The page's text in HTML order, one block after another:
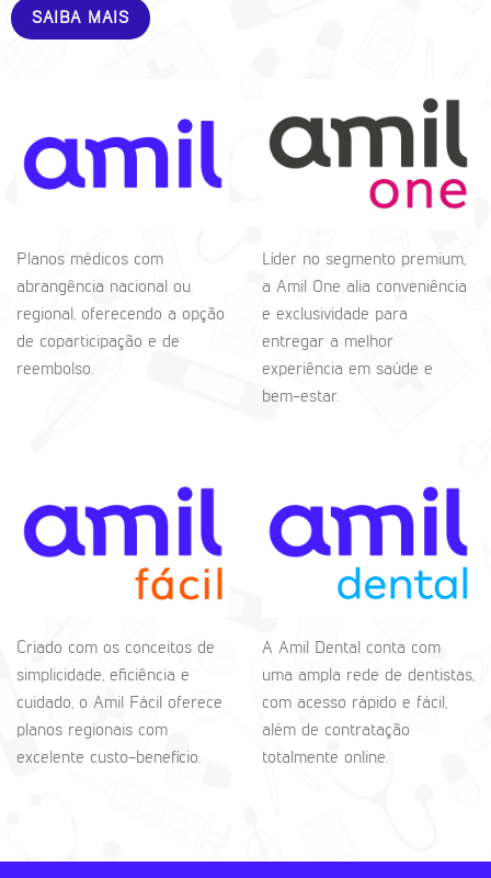
SAIBA MAIS
Planos médicos com
abrangência nacional ou
regional, oferecendo a opção
de coparticipação e de
reembolso.
Líder no segmento premium,
a Amil One alia conveniência
e exclusividade para
entregar a melhor
experiência em saúde e
bem-estar.
Criado com os conceitos de
simplicidade, eficiência e
cuidado, o Amil Fácil oferece
planos regionais com
excelente custo-benefício.
A Amil Dental conta com
uma ampla rede de dentistas,
com acesso rápido e fácil,
além de contratação
totalmente online.